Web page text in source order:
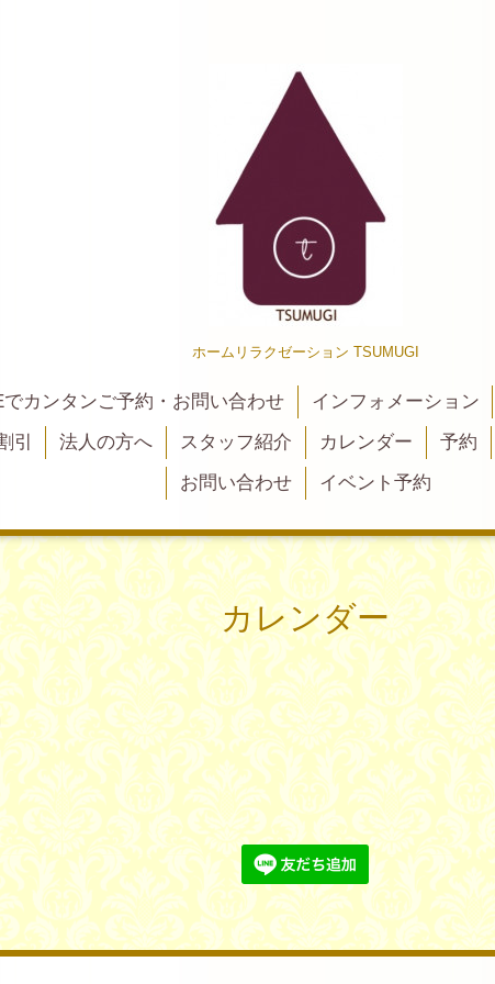
ホームリラクゼーション TSUMUGI
でカンタンご予約・お問い合わせ インフォメーション
引 法人の方へ スタッフ紹介 カレンダー 予約
お問い合わせ
イベント予約
カレンダー